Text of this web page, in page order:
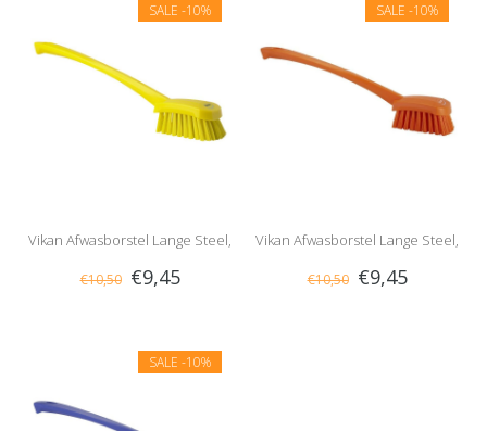
SALE -10%
Vikan Afwasborstel Lange Steel,
Hard, Geel
€10,50 €9,45
SALE -10%
Vikan Afwasborstel Lange Steel,
Hard, Oranje
€10,50 €9,45
SALE -10%